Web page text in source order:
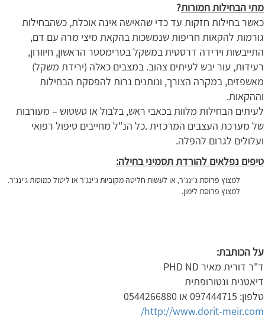
מתי הבחילות חמורות?
כאשר בחילות חזקות עד כדי שהאישה אינה אוכלת, כשהבחילות
גורמות להקאות חריפות שנמשכות בהקאת מיצי מרה עם דם,
התייבשות וירידה דרסטית במשקל בטרימסטר הראשון, חיוורון,
רעידות, עור יבש לעיתים צהוב. במצבים כאלה (ירידת משקל)
מאשפזים, במקרה הצורך, ונותנים נרות להפסקת הבחילות
וההקאות.
לעיתים הבחילות מלוות בכאבי ראש, בלבול או טשטוש – מעורבות
של מערכת העצבים המרכזית .כל הנ"ל מחייבים טיפול רפואי
ועלולים לגרום להפלה.
טיפים נפלאים להורדת תסמיני בחילה:
למצוץ פרוסת ג‘ינג‘ר, או לעשות חליטה מקוביות ג‘ינג‘ר או ליטול כמוסות ג‘ינג‘ר.
למצוץ פרוסת לימון.
על הכותבת:
ד"ר דורית מאיר PHD ND
דיאטנית ונטורופתית
טלפון: 097444715 או 0544266880
http://www.dorit-meir.com/